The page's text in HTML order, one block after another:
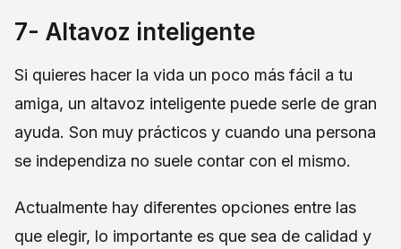
7- Altavoz inteligente
Si quieres hacer la vida un poco más fácil a tu
amiga, un altavoz inteligente puede serle de gran
ayuda. Son muy prácticos y cuando una persona
se independiza no suele contar con el mismo.
Actualmente hay diferentes opciones entre las
que elegir, lo importante es que sea de calidad y